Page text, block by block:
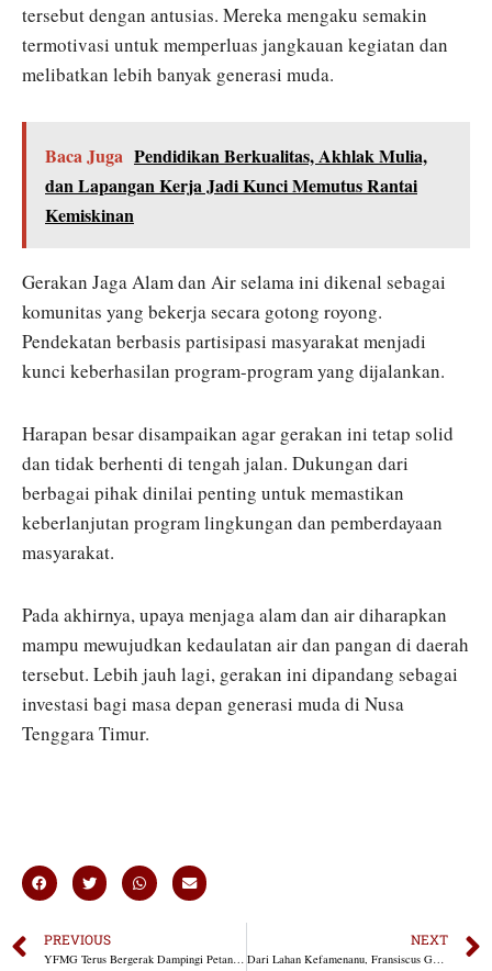
tersebut dengan antusias. Mereka mengaku semakin
termotivasi untuk memperluas jangkauan kegiatan dan
melibatkan lebih banyak generasi muda.
Baca Juga Pendidikan Berkualitas, Akhlak Mulia,
dan Lapangan Kerja Jadi Kunci Memutus Rantai
Kemiskinan
Gerakan Jaga Alam dan Air selama ini dikenal sebagai
komunitas yang bekerja secara gotong royong.
Pendekatan berbasis partisipasi masyarakat menjadi
kunci keberhasilan program-program yang dijalankan.
Harapan besar disampaikan agar gerakan ini tetap solid
dan tidak berhenti di tengah jalan. Dukungan dari
berbagai pihak dinilai penting untuk memastikan
keberlanjutan program lingkungan dan pemberdayaan
masyarakat.
Pada akhirnya, upaya menjaga alam dan air diharapkan
mampu mewujudkan kedaulatan air dan pangan di daerah
tersebut. Lebih jauh lagi, gerakan ini dipandang sebagai
investasi bagi masa depan generasi muda di Nusa
Tenggara Timur.
PREVIOUS
YFMG Terus Bergerak Dampingi Petani Maumolo Menuju Kemandirian
NEXT
Dari Lahan Kefamenanu, Fransiscus Go Gaungkan Kemandirian Pangan